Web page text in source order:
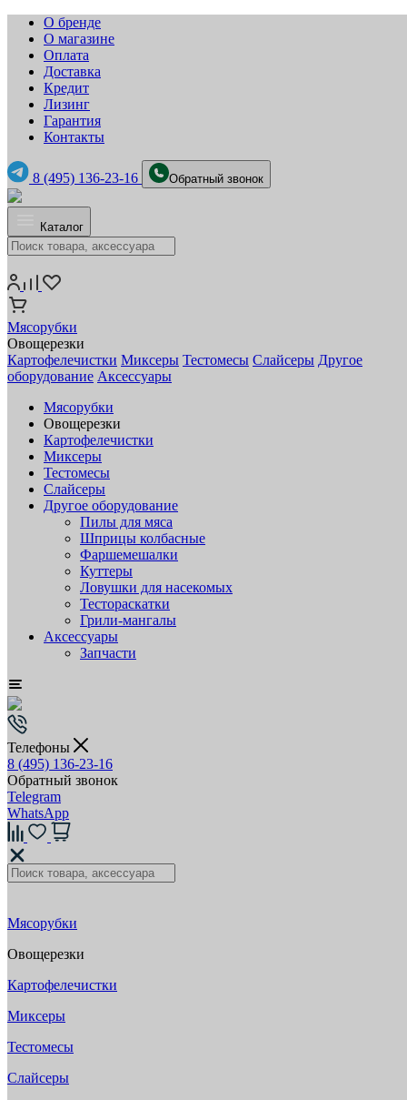
О бренде
О магазине
Оплата
Доставка
Кредит
Лизинг
Гарантия
Контакты
8 (495) 136-23-16 Обратный звонок
Каталог
Мясорубки
Овощерезки
Картофелечистки Миксеры Тестомесы Слайсеры Другое
оборудование Аксессуары
Мясорубки
Овощерезки
Картофелечистки
Миксеры
Тестомесы
Слайсеры
Другое оборудование
Пилы для мяса
Шприцы колбасные
Фаршемешалки
Куттеры
Ловушки для насекомых
Тестораскатки
Грили-мангалы
Аксессуары
Запчасти
Телефоны
8 (495) 136-23-16
Обратный звонок
Telegram
WhatsApp
Мясорубки
Овощерезки
Картофелечистки
Миксеры
Тестомесы
Слайсеры